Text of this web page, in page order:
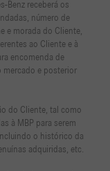
Benz receberá os
número de
e morada do Cliente,
ao Cliente e à
encomenda de
mercado e posterior
do Cliente, tal como
à MBP para serem
o histórico da
adquiridas, etc.